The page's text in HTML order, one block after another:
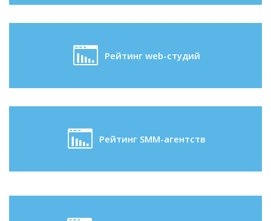
Рейтинг web-студий
Рейтинг SMM-агентств